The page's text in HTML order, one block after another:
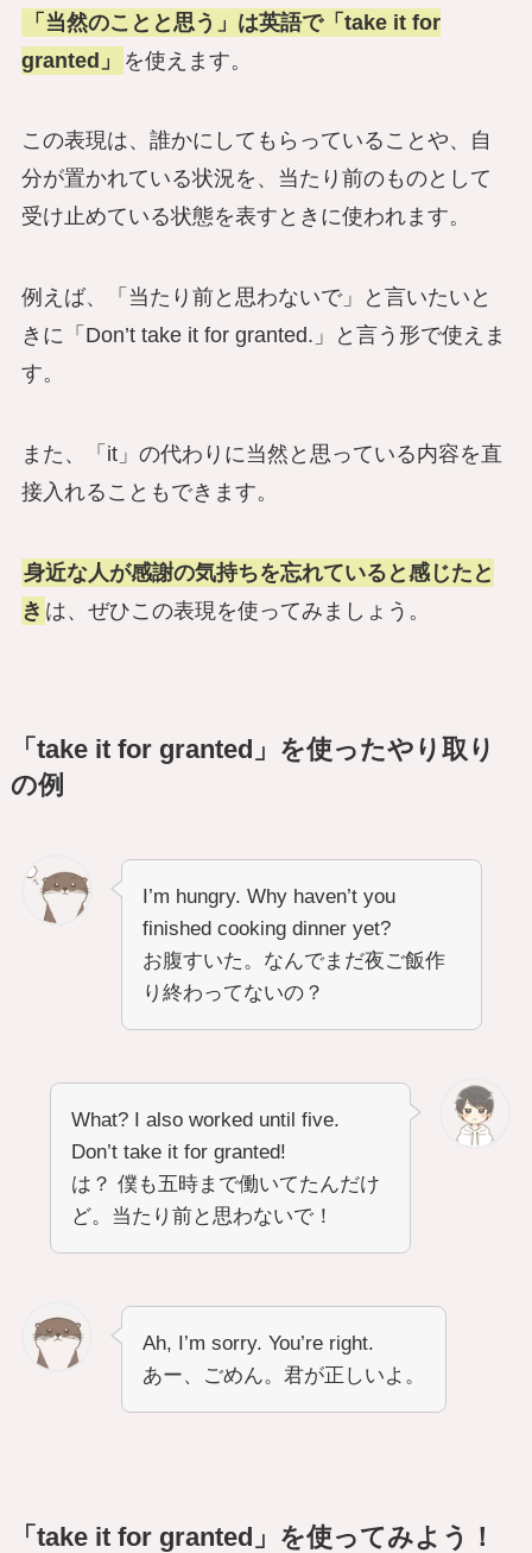
「当然のことと思う」は英語で「take it for
granted」
を使えます。
この表現は、誰かにしてもらっていることや、自
分が置かれている状況を、当たり前のものとして
受け止めている状態を表すときに使われます。
例えば、「当たり前と思わないで」と言いたいと
きに「Don’t take it for granted.」と言う形で使えま
す。
また、「it」の代わりに当然と思っている内容を直
接入れることもできます。
身近な人が感謝の気持ちを忘れていると感じたと
き は、ぜひこの表現を使ってみましょう。
「take it for granted」を使ったやり取り
の例
I’m hungry. Why haven’t you
finished cooking dinner yet?
お腹すいた。なんでまだ夜ご飯作
り終わってないの？
What? I also worked until five.
Don’t take it for granted!
は？ 僕も五時まで働いてたんだけ
ど。当たり前と思わないで！
Ah, I’m sorry. You’re right.
あー、ごめん。君が正しいよ。
「take it for granted」を使ってみよう！